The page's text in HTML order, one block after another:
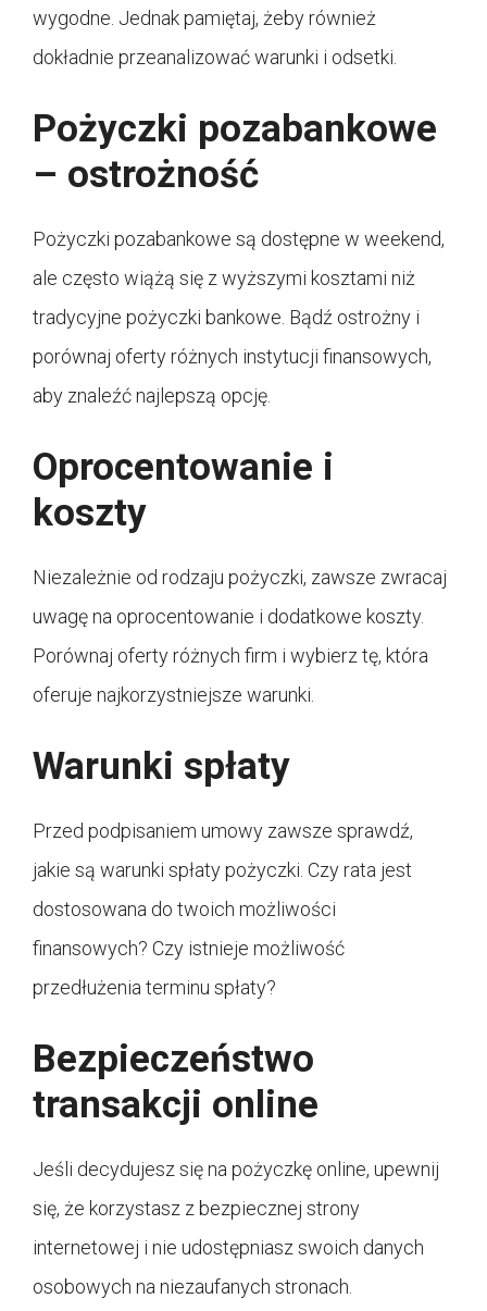
wygodne. Jednak pamiętaj, żeby również
dokładnie przeanalizować warunki i odsetki.
Pożyczki pozabankowe
– ostrożność
Pożyczki pozabankowe są dostępne w weekend,
ale często wiążą się z wyższymi kosztami niż
tradycyjne pożyczki bankowe. Bądź ostrożny i
porównaj oferty różnych instytucji finansowych,
aby znaleźć najlepszą opcję.
Oprocentowanie i
koszty
Niezależnie od rodzaju pożyczki, zawsze zwracaj
uwagę na oprocentowanie i dodatkowe koszty.
Porównaj oferty różnych firm i wybierz tę, która
oferuje najkorzystniejsze warunki.
Warunki spłaty
Przed podpisaniem umowy zawsze sprawdź,
jakie są warunki spłaty pożyczki. Czy rata jest
dostosowana do twoich możliwości
finansowych? Czy istnieje możliwość
przedłużenia terminu spłaty?
Bezpieczeństwo
transakcji online
Jeśli decydujesz się na pożyczkę online, upewnij
się, że korzystasz z bezpiecznej strony
internetowej i nie udostępniasz swoich danych
osobowych na niezaufanych stronach.